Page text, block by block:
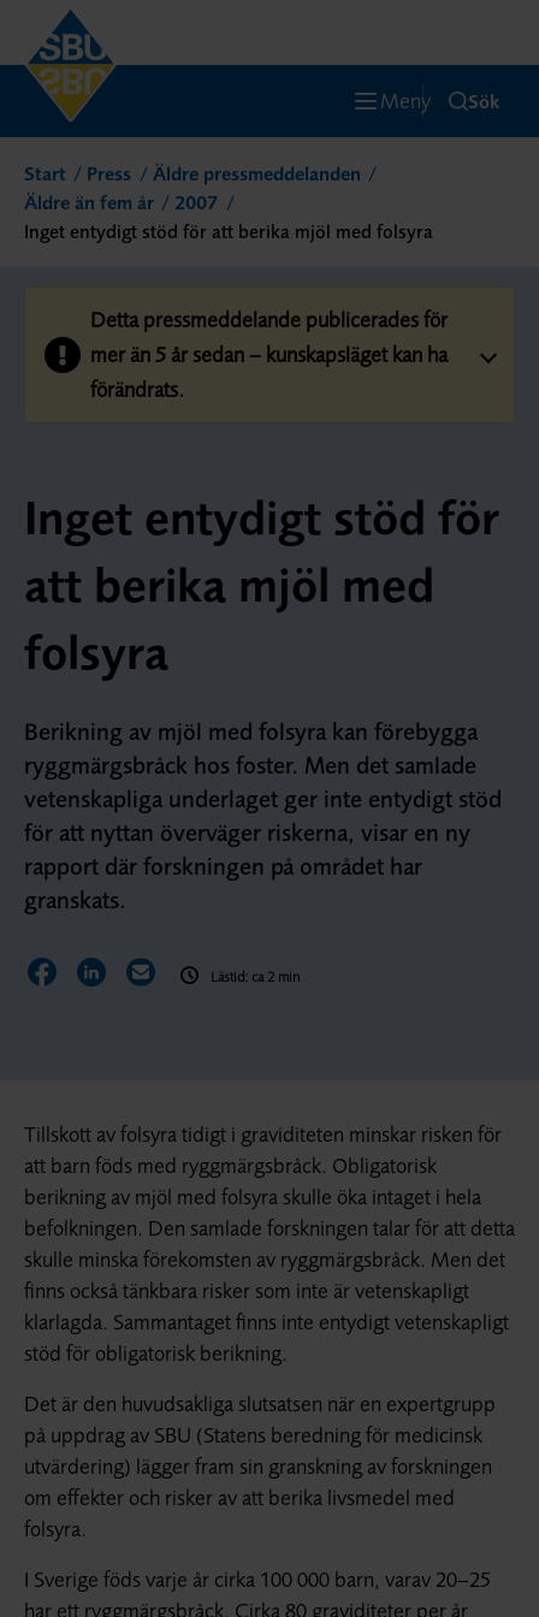
Meny Sök
Start Press
Äldre pressmeddelanden
Äldre än fem år
2007
Inget entydigt stöd för att berika mjöl med folsyra
Detta pressmeddelande publicerades för
mer än 5 år sedan – kunskapsläget kan ha
förändrats.
Inget entydigt stöd för
att berika mjöl med
folsyra
Berikning av mjöl med folsyra kan förebygga
ryggmärgsbråck hos foster. Men det samlade
vetenskapliga underlaget ger inte entydigt stöd
för att nyttan överväger riskerna, visar en ny
rapport där forskningen på området har
granskats.
Dela sidan på Facebook
Dela sidan på LinkedIn
Dela sidan via E-post
Lästid: ca 2 min
Tillskott av folsyra tidigt i graviditeten minskar risken för
att barn föds med ryggmärgsbråck. Obligatorisk
berikning av mjöl med folsyra skulle öka intaget i hela
befolkningen. Den samlade forskningen talar för att detta
skulle minska förekomsten av ryggmärgsbråck. Men det
finns också tänkbara risker som inte är vetenskapligt
klarlagda. Sammantaget finns inte entydigt vetenskapligt
stöd för obligatorisk berikning.
Det är den huvudsakliga slutsatsen när en expertgrupp
på uppdrag av SBU (Statens beredning för medicinsk
utvärdering) lägger fram sin granskning av forskningen
om effekter och risker av att berika livsmedel med
folsyra.
I Sverige föds varje år cirka 100 000 barn, varav 20–25
har ett ryggmärgsbråck. Cirka 80 graviditeter per år